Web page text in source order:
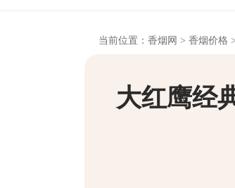
当前位置： 香烟网 > 香烟价格 >
大红鹰经